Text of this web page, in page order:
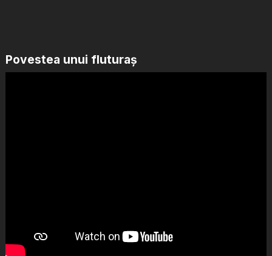
Povestea unui fluturaș